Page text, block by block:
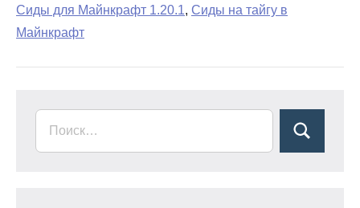
Сиды для Майнкрафт 1.20.1, Сиды на тайгу в
Майнкрафт